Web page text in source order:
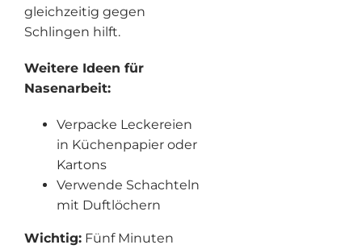
gleichzeitig gegen
Schlingen hilft.
Weitere Ideen für
Nasenarbeit:
Verpacke Leckereien
in Küchenpapier oder
Kartons
Verwende Schachteln
mit Duftlöchern
Wichtig: Fünf Minuten